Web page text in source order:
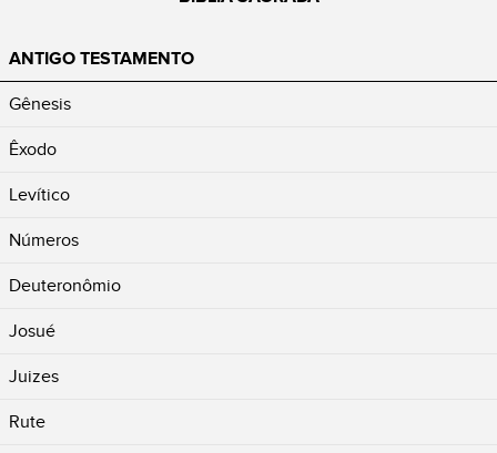
ANTIGO TESTAMENTO
Gênesis
Êxodo
Levítico
Números
Deuteronômio
Josué
Juizes
Rute